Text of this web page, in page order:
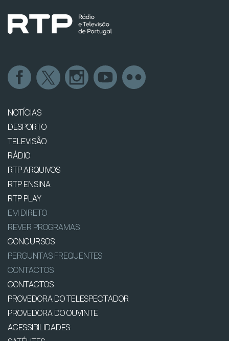
NOTÍCIAS
DESPORTO
TELEVISÃO
RÁDIO
RTP ARQUIVOS
RTP ENSINA
RTP PLAY
EM DIRETO
REVER PROGRAMAS
CONCURSOS
PERGUNTAS FREQUENTES
CONTACTOS
CONTACTOS
PROVEDORA DO TELESPECTADOR
PROVEDORA DO OUVINTE
ACESSIBILIDADES